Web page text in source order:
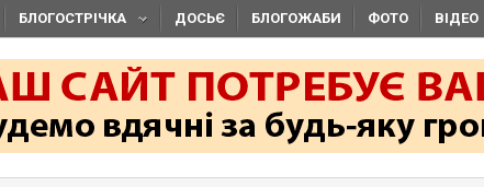
БЛОГОСТРІЧКА ДОСЬЄ БЛОГОЖАБИ ФОТО ВІДЕО